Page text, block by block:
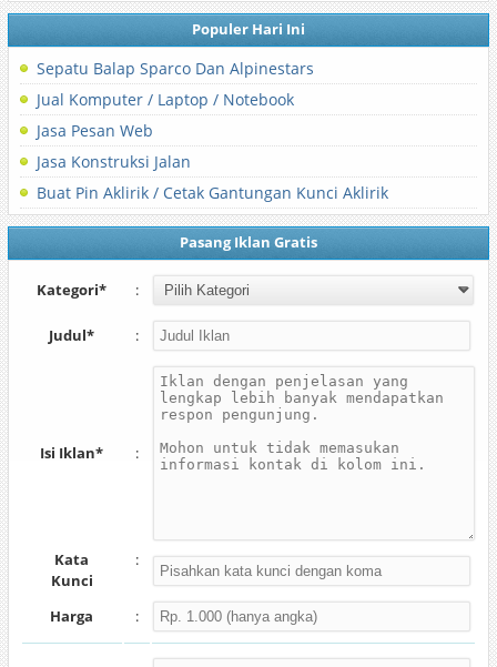
Populer Hari Ini
Sepatu Balap Sparco Dan Alpinestars
Jual Komputer / Laptop / Notebook
Jasa Pesan Web
Jasa Konstruksi Jalan
Buat Pin Aklirik / Cetak Gantungan Kunci Aklirik
Pasang Iklan Gratis
Kategori* :
Judul* :
Isi Iklan* :
Kata
Kunci
:
Harga :